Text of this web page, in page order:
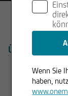
ÜBERSICHT
Angebot
Verkauf
in
dies
Wenn Sie
haben,